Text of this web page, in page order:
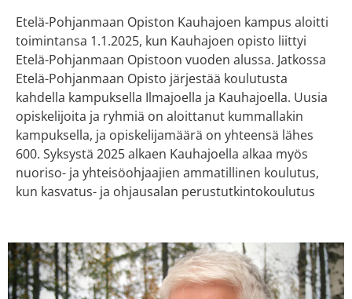
Etelä-Pohjanmaan Opiston Kauhajoen kampus aloitti
toimintansa 1.1.2025, kun Kauhajoen opisto liittyi
Etelä-Pohjanmaan Opistoon vuoden alussa. Jatkossa
Etelä-Pohjanmaan Opisto järjestää koulutusta
kahdella kampuksella Ilmajoella ja Kauhajoella. Uusia
opiskelijoita ja ryhmiä on aloittanut kummallakin
kampuksella, ja opiskelijamäärä on yhteensä lähes
600. Syksystä 2025 alkaen Kauhajoella alkaa myös
nuoriso- ja yhteisöohjaajien ammatillinen koulutus,
kun kasvatus- ja ohjausalan perustutkintokoulutus